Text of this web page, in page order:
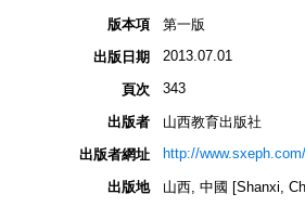
版本項
第一版
出版日期
2013.07.01
頁次 343
出版者
山西教育出版社
出版者網址
http://www.sxeph.com/
出版地
山西, 中國 [Shanxi,